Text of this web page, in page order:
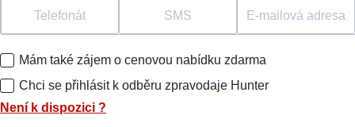
Telefonát SMS E-mailová adresa
Mám také zájem o cenovou nabídku zdarma
Chci se přihlásit k odběru zpravodaje Hunter
Není k dispozici ?